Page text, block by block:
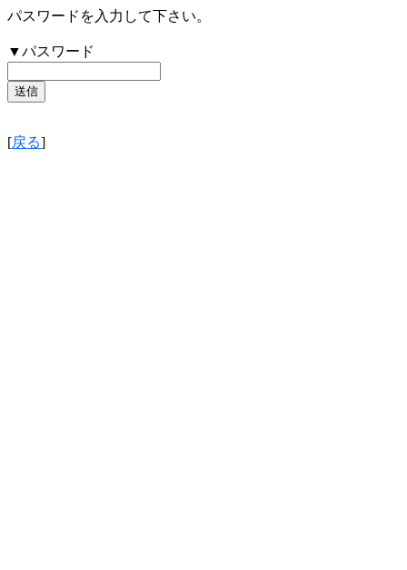
パスワードを入力して下さい。
▼パスワード
[戻る]